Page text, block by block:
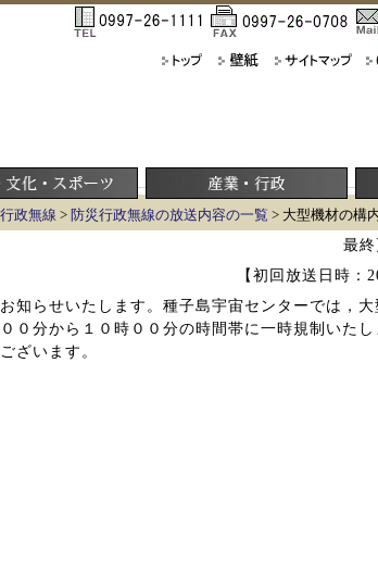
政無線 > 防災行政無線の放送内容の一覧 > 大型機材の構
最
【初回放送日時：
知らせいたします。種子島宇宙センターでは，
０分から１０時００分の時間帯に一時規制いた
ざいます。